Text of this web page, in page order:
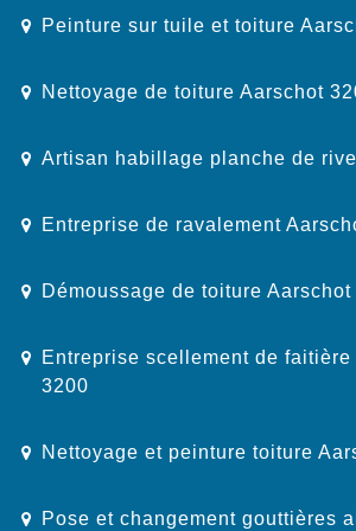
Peinture sur tuile et toiture
Nettoyage de toiture Aarschot
Artisan habillage planche de
Entreprise de ravalement
Démoussage de toiture Aarschot
Entreprise scellement de
3200
Nettoyage et peinture toiture
Pose et changement gouttières